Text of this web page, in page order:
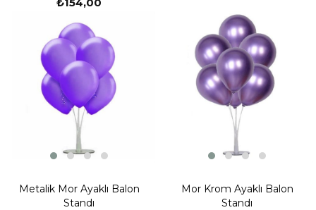
Metalik Mor Ayaklı Balon
Standı
Mor Krom Ayaklı Balon
Standı